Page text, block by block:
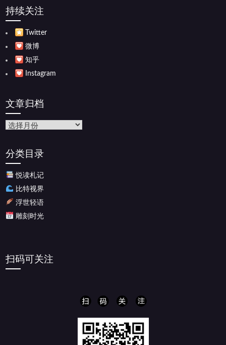
持续关注
Twitter
微博
知乎
Instagram
文章归档
文
归
档
分类目录
悦读札记
比特视界
浮世轻语
雕刻时光
扫码可关注